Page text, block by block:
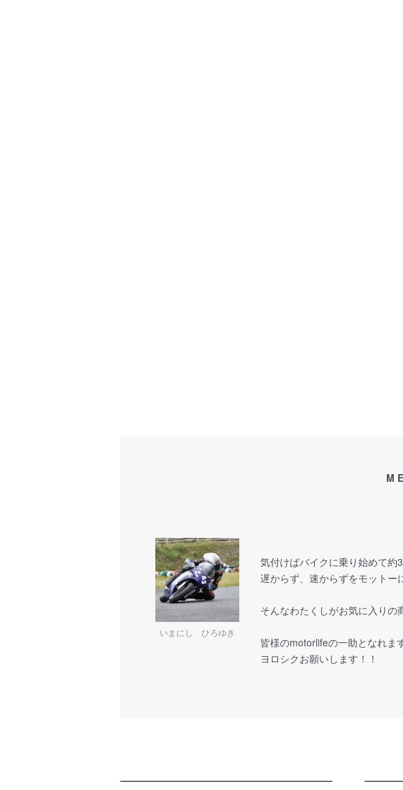
いまにし ひろゆき
気付けばバイクに乗り始めて約
遅からず、速からずをモットー
そんなわたくしがお気に入りの
皆様のmotorlifeの一助となれま
ヨロシクお願いします！！